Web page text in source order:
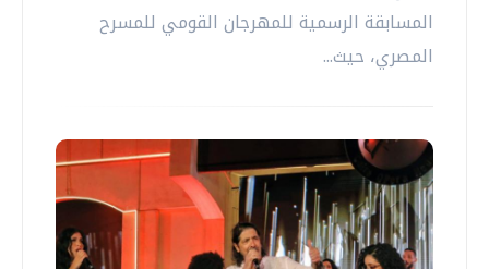
المسابقة الرسمية للمهرجان القومي للمسرح
المصري، حيث...